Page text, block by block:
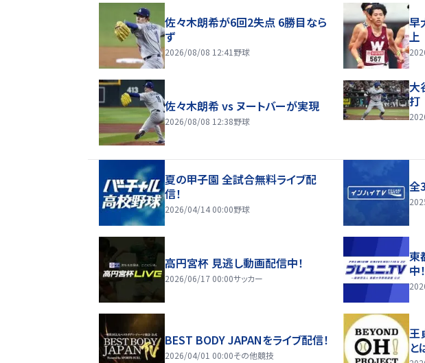
佐々木朗希が6回2失点 6勝目なら
ず
2026/08/08 12:41 野球
早
上
佐々木朗希 vs ヌートバーが実現
2026/08/08 12:38野球
大
打
夏の甲子園 全試合無料ライブ配
信！
2026/04/14 00:00野球
全
高円宮杯 見逃し動画配信中！
2026/06/17 00:00サッカー
東
中！
BEST BODY JAPANをライブ配信！
2026/04/01 00:00その他競技
王
と